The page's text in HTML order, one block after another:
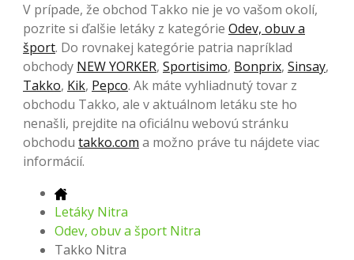
V prípade, že obchod Takko nie je vo vašom okolí,
pozrite si ďalšie letáky z kategórie Odev, obuv a
šport. Do rovnakej kategórie patria napríklad
obchody NEW YORKER, Sportisimo, Bonprix, Sinsay,
Takko, Kik, Pepco. Ak máte vyhliadnutý tovar z
obchodu Takko, ale v aktuálnom letáku ste ho
nenašli, prejdite na oficiálnu webovú stránku
obchodu takko.com a možno práve tu nájdete viac
informácií.
Letáky Nitra
Odev, obuv a šport Nitra
Takko Nitra